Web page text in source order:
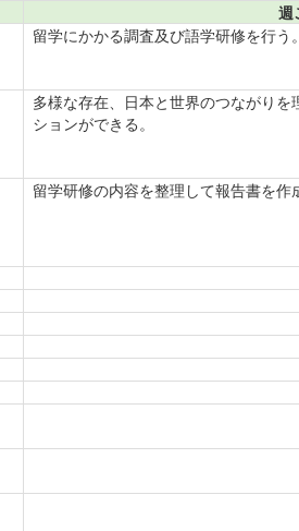
週
留学にかかる調査及び語学研修を行う。
多様な存在、日本と世界のつながり
ションができる。
留学研修の内容を整理して報告書を作